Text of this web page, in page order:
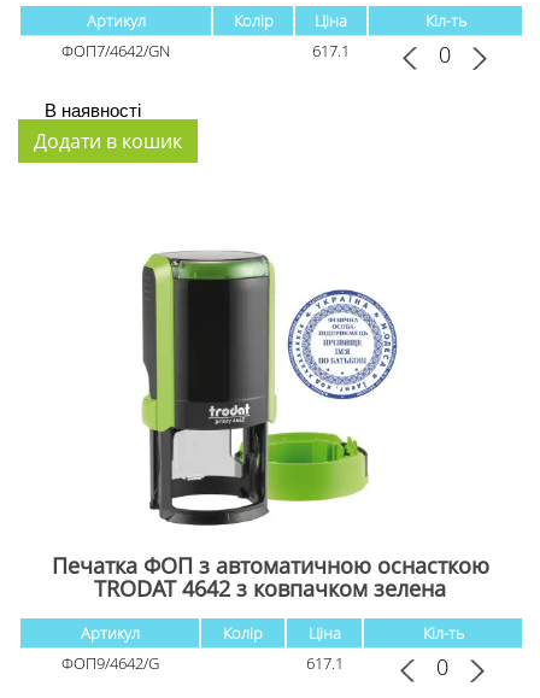
Артикул Колір Ціна
Кіл-ть
ФОП7/4642/GN
617.1
В наявності
Печатка ФОП з автоматичною оснасткою
TRODAT 4642 з ковпачком зелена
Артикул Колір Ціна
Кіл-ть
ФОП9/4642/G
617.1